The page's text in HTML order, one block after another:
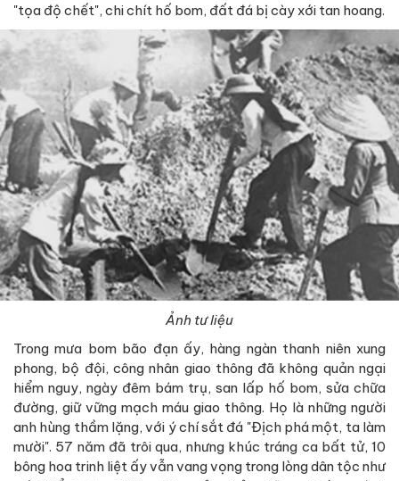
"tọa độ chết", chi chít hố bom, đất đá bị cày xới tan hoang.
Ảnh tư liệu
Trong mưa bom bão đạn ấy, hàng ngàn thanh niên xung
phong, bộ đội, công nhân giao thông đã không quản ngại
hiểm nguy, ngày đêm bám trụ, san lấp hố bom, sửa chữa
đường, giữ vững mạch máu giao thông. Họ là những người
anh hùng thầm lặng, với ý chí sắt đá "Địch phá một, ta làm
mười". 57 năm đã trôi qua, nhưng khúc tráng ca bất tử, 10
bông hoa trinh liệt ấy vẫn vang vọng trong lòng dân tộc như